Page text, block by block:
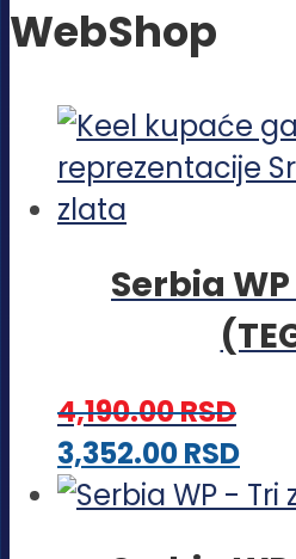
WebShop
Serbia
4,190.00RSD
3,352.00RSDOvaj